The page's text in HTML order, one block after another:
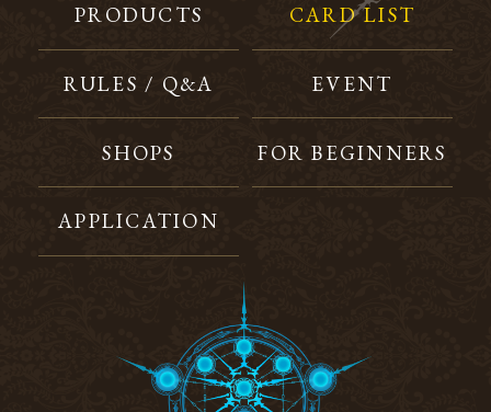
PRODUCTS CARD LIST
RULES / Q&A EVENT
SHOPS FOR BEGINNERS
APPLICATION